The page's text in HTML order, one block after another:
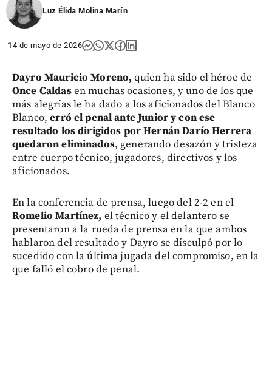
Luz Élida Molina Marín
14 de mayo de 2026
Dayro Mauricio Moreno,quien ha sido el héroe de
Once Caldasen muchas ocasiones, y uno de los que
más alegrías le ha dado a los aficionados del Blanco
Blanco,erró el penal ante Junior y con ese
resultado los dirigidos por Hernán Darío Herrera
quedaron eliminados, generando desazón y tristeza
entre cuerpo técnico, jugadores, directivos y los
aficionados.
En la conferencia de prensa, luego del 2-2 en el
Romelio Martínez, el técnico y el delantero se
presentaron a la rueda de prensa en la que ambos
hablaron del resultado y Dayro se disculpó por lo
sucedido con la última jugada del compromiso, en la
que falló el cobro de penal.